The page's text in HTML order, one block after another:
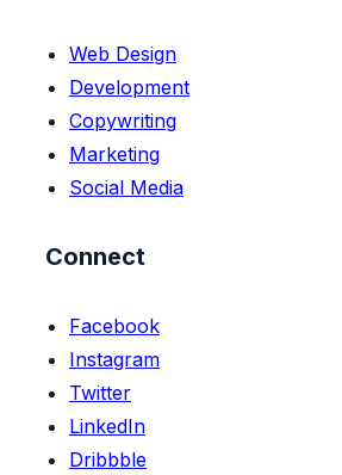
Web Design
Development
Copywriting
Marketing
Social Media
Connect
Facebook
Instagram
Twitter
LinkedIn
Dribbble